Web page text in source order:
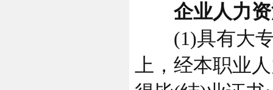
企业人力资
(1)具有大专
上，经本职业